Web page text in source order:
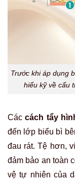
Trước khi áp dụng
hiểu kỹ về cấu
Các cách tẩy
đến lớp biểu bì
đau rát. Tệ hơn,
đảm bảo an toàn
vệ tự nhiên của